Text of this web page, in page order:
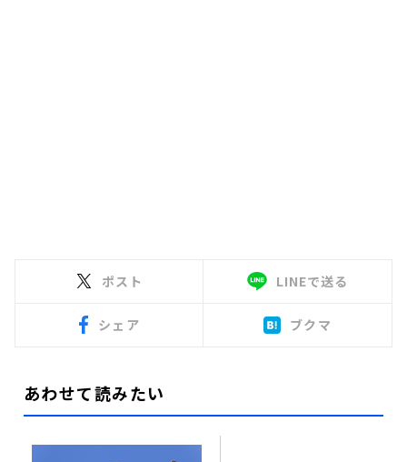
ポスト LINEで送る
シェア ブクマ
あわせて読みたい